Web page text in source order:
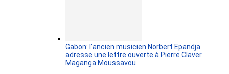
Gabon: l’ancien musicien Norbert Epandja
adresse une lettre ouverte à Pierre Claver
Maganga Moussavou